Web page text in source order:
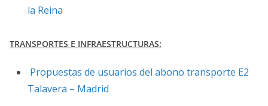
la Reina
TRANSPORTES E INFRAESTRUCTURAS:
Propuestas de usuarios del abono transporte E2
Talavera – Madrid